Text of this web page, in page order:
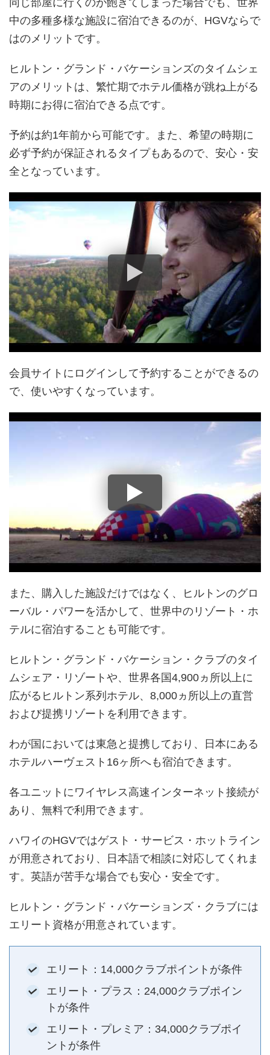
同じ部屋に行くのが飽きてしまった場合でも、世界
中の多種多様な施設に宿泊できるのが、HGVならで
はのメリットです。
ヒルトン・グランド・バケーションズのタイムシェ
アのメリットは、繁忙期でホテル価格が跳ね上がる
時期にお得に宿泊できる点です。
予約は約1年前から可能です。また、希望の時期に
必ず予約が保証されるタイプもあるので、安心・安
全となっています。
会員サイトにログインして予約することができるの
で、使いやすくなっています。
また、購入した施設だけではなく、ヒルトンのグロ
ーバル・パワーを活かして、世界中のリゾート・ホ
テルに宿泊することも可能です。
ヒルトン・グランド・バケーション・クラブのタイ
ムシェア・リゾートや、世界各国4,900ヵ所以上に
広がるヒルトン系列ホテル、8,000ヵ所以上の直営
および提携リゾートを利用できます。
わが国においては東急と提携しており、日本にある
ホテルハーヴェスト16ヶ所へも宿泊できます。
各ユニットにワイヤレス高速インターネット接続が
あり、無料で利用できます。
ハワイのHGVではゲスト・サービス・ホットライン
が用意されており、日本語で相談に対応してくれま
す。英語が苦手な場合でも安心・安全です。
ヒルトン・グランド・バケーションズ・クラブには
エリート資格が用意されています。
エリート：14,000クラブポイントが条件
エリート・プラス：24,000クラブポイン
トが条件
エリート・プレミア：34,000クラブポイ
ントが条件